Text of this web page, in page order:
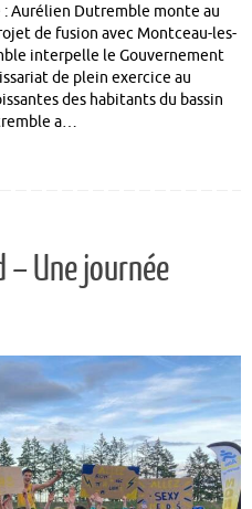
Aurélien Dutremble monte au
de fusion avec Montceau-les-
interpelle le Gouvernement
de plein exercice au
des habitants du bassin
a…
– Une journée